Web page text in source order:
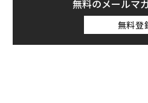
無料のメールマ
無料登